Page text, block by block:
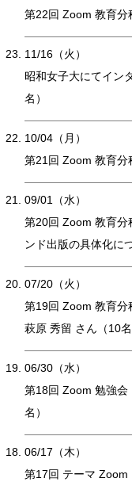
第22回 Zoom 教育分
11/16（火）
昭和女子大にてイン
名）
10/04（月）
第21回 Zoom 教育分
09/01（水）
第20回 Zoom 教育分
ンド出版の具体化に
07/20（火）
第19回 Zoom 教育分
萩原 秀留 さん（10名
06/30（水）
第18回 Zoom 勉強会
名）
06/17（木）
第17回 テーマ Zoom